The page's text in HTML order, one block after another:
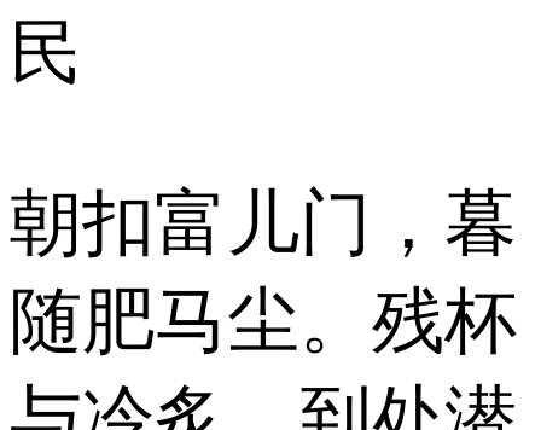
民
朝扣富儿门，暮
随肥马尘。残杯